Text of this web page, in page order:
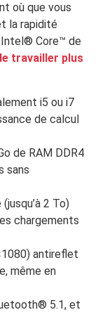
où que vous
la rapidité
Core™ de
travailler plus
i5 ou i7
de calcul
de RAM DDR4
sans
2 To)
chargements
antireflet
même en
5.1, et